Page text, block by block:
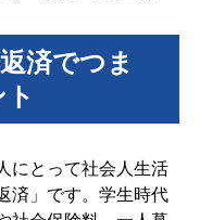
済でつま
にとって社会人生活
済」です。学生時代